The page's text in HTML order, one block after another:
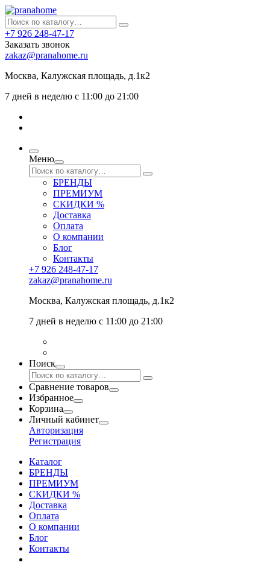
+7 926 248-47-17
Заказать звонок
zakaz@pranahome.ru
Москва, Калужская площадь, д.1к2
7 дней в неделю с 11:00 до 21:00
Меню
БРЕНДЫ
ПРЕМИУМ
СКИДКИ %
Доставка
Оплата
О компании
Блог
Контакты
+7 926 248-47-17
zakaz@pranahome.ru
Москва, Калужская площадь, д.1к2
7 дней в неделю с 11:00 до 21:00
Поиск
Сравнение товаров
Избранное
Корзина
Личный кабинет
Авторизация
Регистрация
Каталог
БРЕНДЫ
ПРЕМИУМ
СКИДКИ %
Доставка
Оплата
О компании
Блог
Контакты